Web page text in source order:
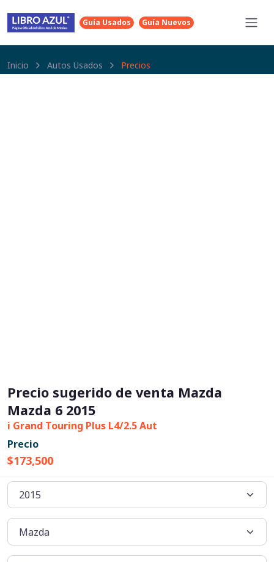
Guía Usados Guía Nuevos
Inicio Autos Usados Precios
Precio sugerido de venta Mazda
Mazda 6 2015
i Grand Touring Plus L4/2.5 Aut
Precio
$173,500